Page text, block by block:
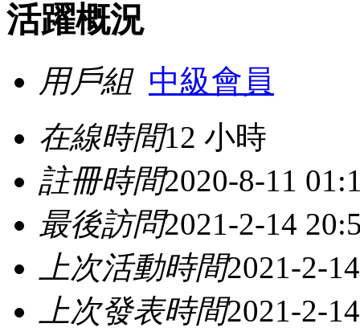
活躍概況
用戶組 中級會員
在線時間12 小時
註冊時間2020-8-11
最後訪問2021-2-14
上次活動時間2021-2-
上次發表時間2021-2-